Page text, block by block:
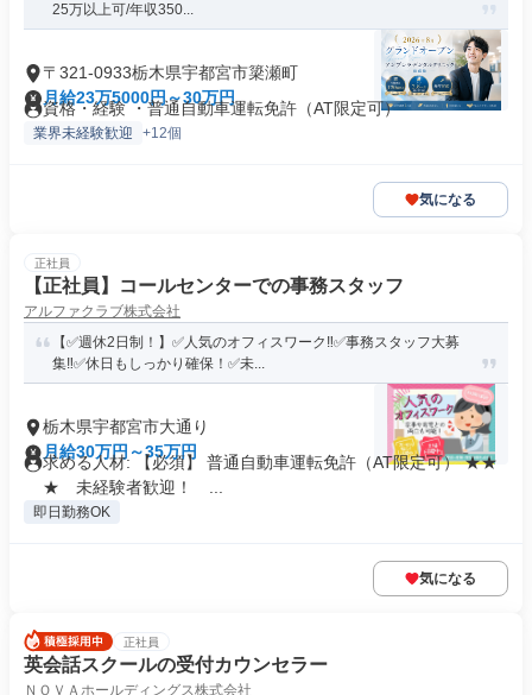
25万以上可/年収350...
〒321-0933栃木県宇都宮市簗瀬町
月給23万5000円～30万円
資格・経験 ・普通自動車運転免許（AT限定可）
業界未経験歓迎 +12個
気になる
正社員
【正社員】コールセンターでの事務スタッフ
アルファクラブ株式会社
【✅週休2日制！】✅人気のオフィスワーク‼✅事務スタッフ大募
集‼✅休日もしっかり確保！✅未...
栃木県宇都宮市大通り
月給30万円～35万円
求める人材: 【必須】 普通自動車運転免許（AT限定可） ★★
★ 未経験者歓迎！ ...
即日勤務OK
気になる
正社員
英会話スクールの受付カウンセラー
ＮＯＶＡホールディングス株式会社